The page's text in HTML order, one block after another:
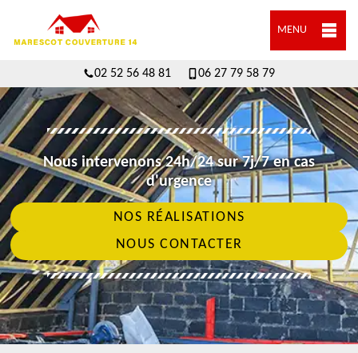
MENU
02 52 56 48 81 06 27 79 58 79
Nous intervenons 24h/24 sur 7j/7 en cas
d'urgence
NOS RÉALISATIONS
NOUS CONTACTER